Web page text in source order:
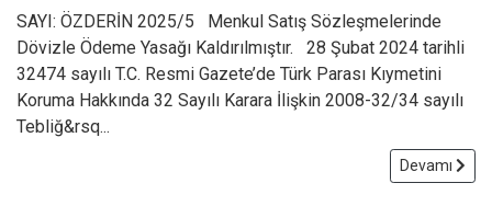
SAYI: ÖZDERİN 2025/5 Menkul Satış Sözleşmelerinde
Dövizle Ödeme Yasağı Kaldırılmıştır. 28 Şubat 2024 tarihli
32474 sayılı T.C. Resmi Gazete’de Türk Parası Kıymetini
Koruma Hakkında 32 Sayılı Karara İlişkin 2008-32/34 sayılı
Tebliğ&rsq...
Devamı